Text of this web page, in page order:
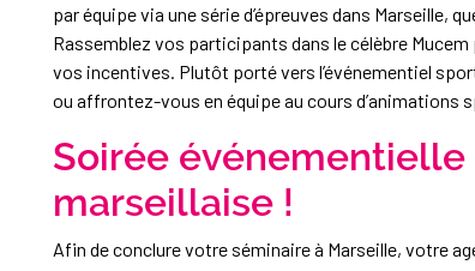
par équipe via une série d’épreuves dans Marseille,
Rassemblez vos participants dans le célèbre
vos incentives. Plutôt porté vers l’événementiel
ou affrontez-vous en équipe au cours
Soirée
marseillaise !
Afin de conclure votre séminaire à Marseille, votre